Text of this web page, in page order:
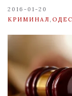
2016-01-20
КРИМИНАЛ